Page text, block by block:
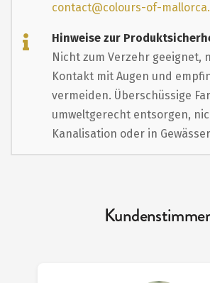
contact@colours-of-
Hinweise zur
Nicht zum Verzehr geeignet,
Kontakt mit Augen und
vermeiden. Überschüssige
umweltgerecht entsorgen,
Kanalisation oder in